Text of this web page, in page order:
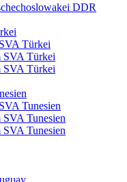
DDR
Türkei
Türkei
Türkei
Tunesien
Tunesien
Tunesien